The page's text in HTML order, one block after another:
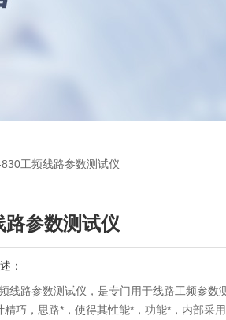
工频线路参数测试仪
路参数测试仪
：
线路参数测试仪，是专门用于线路工频参数
精巧，思路*，使得其性能*，功能*，内部采